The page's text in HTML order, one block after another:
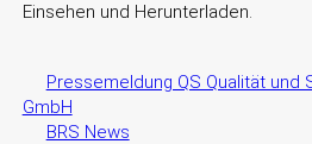
Einsehen und Herunterladen.
Pressemeldung QS Qualität und
GmbH
BRS News